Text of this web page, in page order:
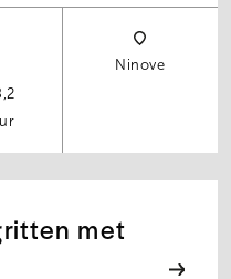
Ninove
met